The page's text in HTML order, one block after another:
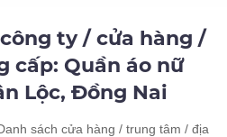
ty / cửa hàng /
cấp: Quần áo nữ
Lộc, Đồng Nai
sách cửa hàng / trung tâm / địa